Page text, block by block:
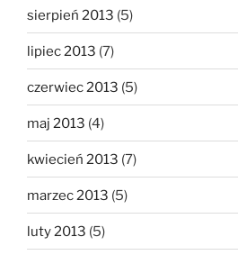
sierpień 2013 (5)
lipiec 2013 (7)
czerwiec 2013 (5)
maj 2013 (4)
kwiecień 2013 (7)
marzec 2013 (5)
luty 2013 (5)